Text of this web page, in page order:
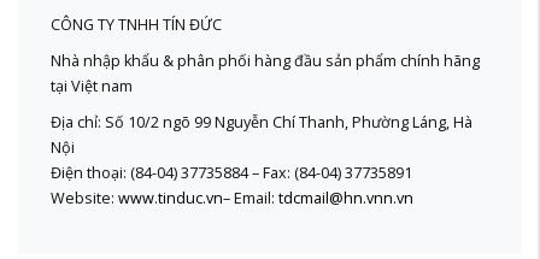
CÔNG TY TNHH TÍN ĐỨC
Nhà nhập khẩu & phân phối hàng đầu sản phẩm chính hãng
tại Việt nam
Địa chỉ: Số 10/2 ngõ 99 Nguyễn Chí Thanh, Phường Láng, Hà
Nội
Điện thoại: (84-04) 37735884 – Fax: (84-04) 37735891
Website: www.tinduc.vn– Email: tdcmail@hn.vnn.vn